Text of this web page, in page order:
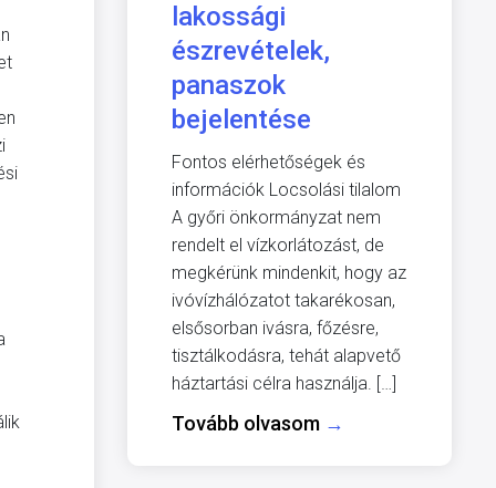
lakossági
észrevételek,
panaszok
bejelentése
Fontos elérhetőségek és
információk Locsolási tilalom
A győri önkormányzat nem
rendelt el vízkorlátozást, de
megkérünk mindenkit, hogy az
ivóvízhálózatot takarékosan,
elsősorban ivásra, főzésre,
tisztálkodásra, tehát alapvető
háztartási célra használja. […]
Tovább olvasom →